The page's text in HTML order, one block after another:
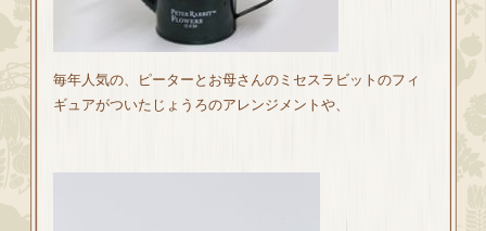
毎年人気の、ピーターとお母さんのミセスラビットのフィ
ギュアがついたじょうろのアレンジメントや、